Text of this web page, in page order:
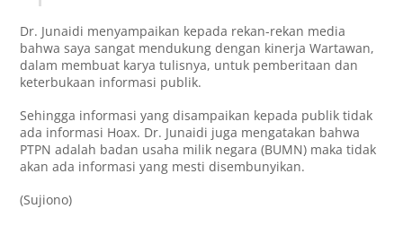
Dr. Junaidi menyampaikan kepada rekan-rekan media
bahwa saya sangat mendukung dengan kinerja Wartawan,
dalam membuat karya tulisnya, untuk pemberitaan dan
keterbukaan informasi publik.
Sehingga informasi yang disampaikan kepada publik tidak
ada informasi Hoax. Dr. Junaidi juga mengatakan bahwa
PTPN adalah badan usaha milik negara (BUMN) maka tidak
akan ada informasi yang mesti disembunyikan.
(Sujiono)